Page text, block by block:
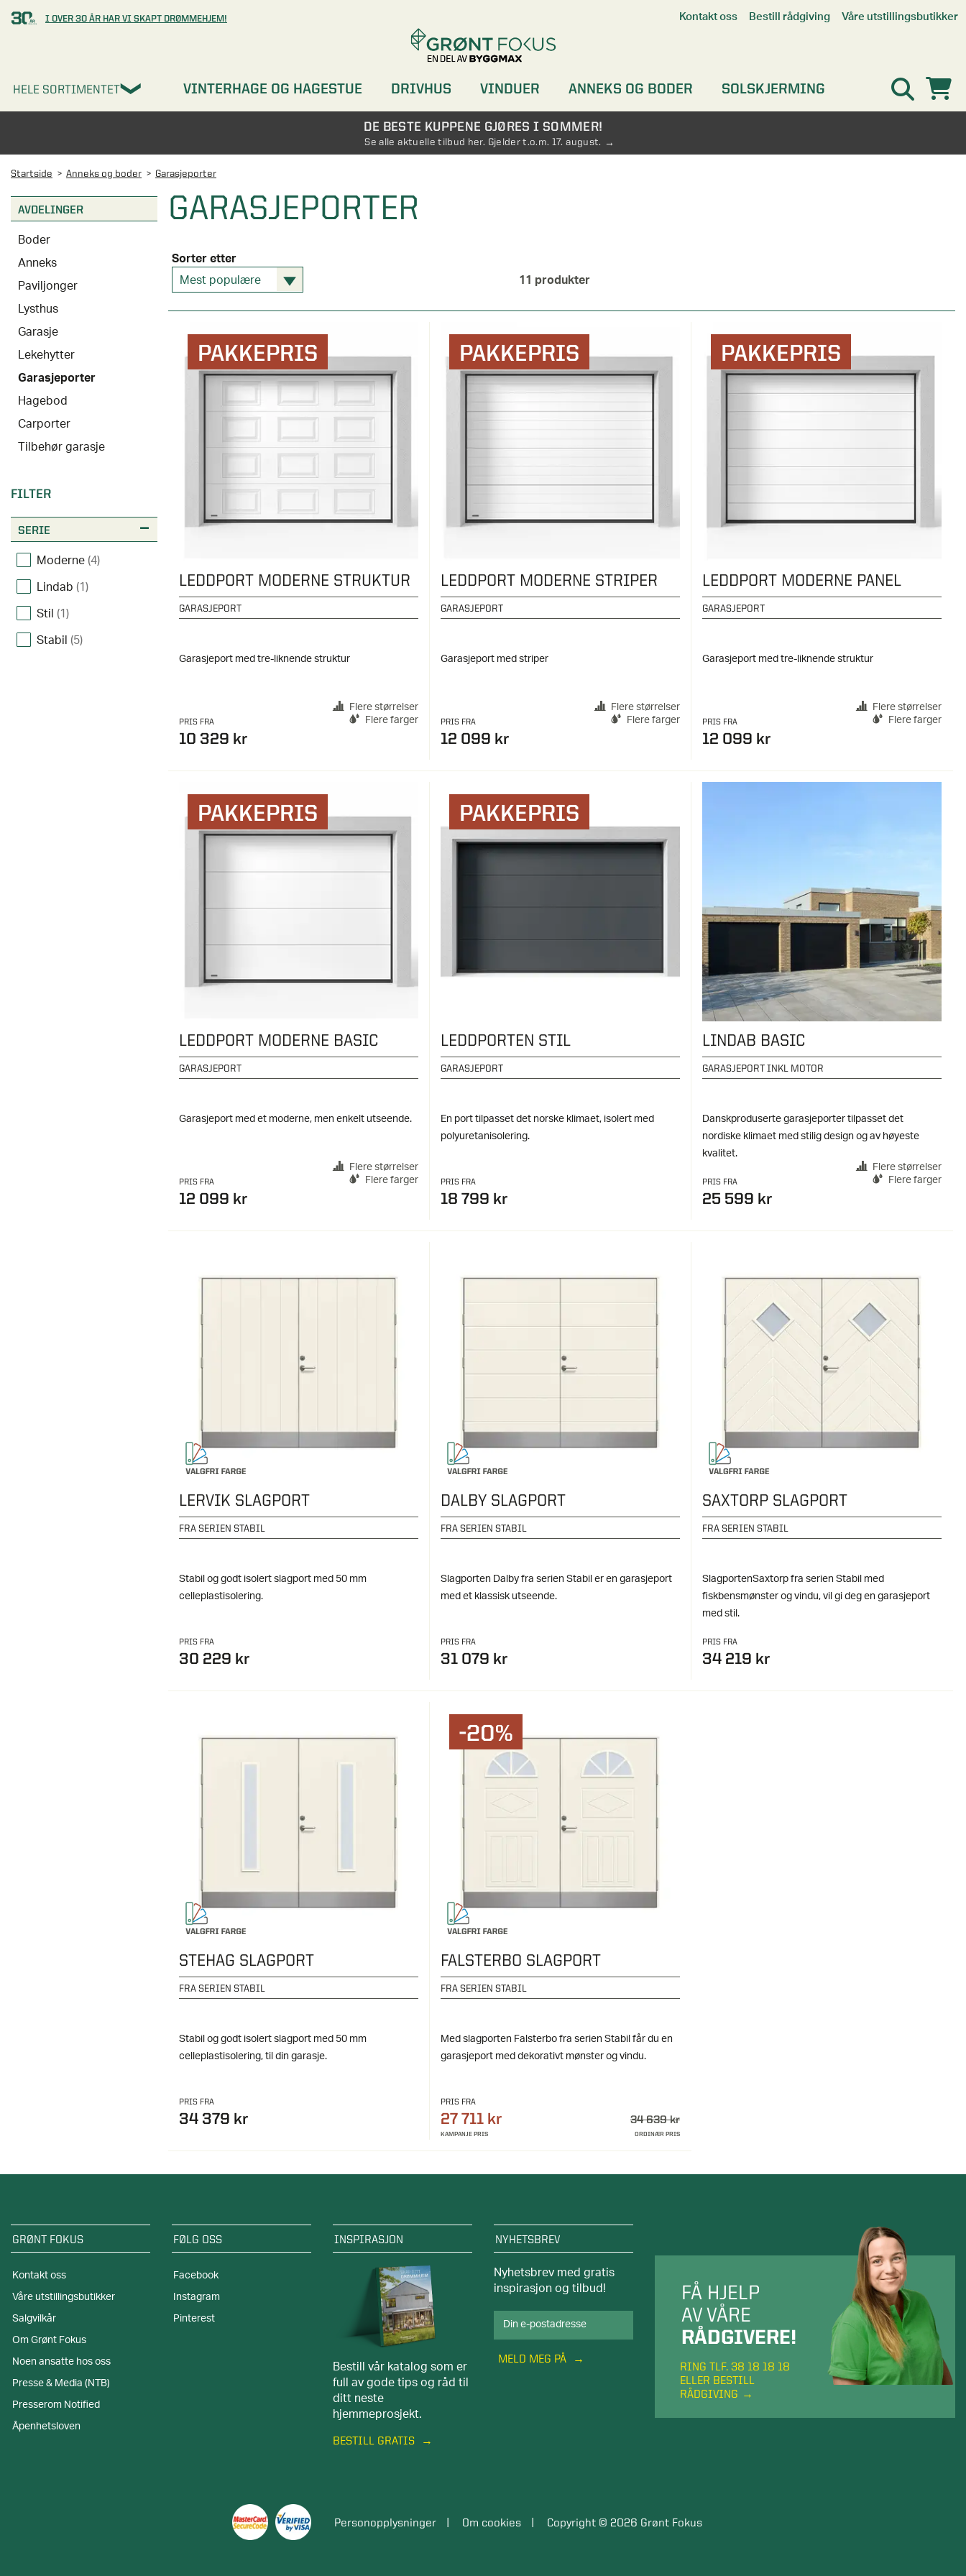
I OVER 30 ÅR HAR VI SKAPT DRØMMEHJEM! Kontakt oss Bestill rådgiving Våre utstillingsbutikker
Kristiansand
HELE SORTIMENTET VINTERHAGE OG HAGESTUE DRIVHUS VINDUER ANNEKS OG BODER
SOLSKJERMING
DØRER
GARDEROBER
DE BESTE KUPPENE GJØRES I SOMMER!
Se alle aktuelle tilbud her. Gjelder t.o.m. 17. august.
Startside Anneks og boder Garasjeporter
AVDELINGER
Boder
Anneks
Paviljonger
Lysthus
Garasje
Lekehytter
Garasjeporter
Hagebod
Carporter
Tilbehør garasje
FILTER
SERIE
Moderne (4)
Lindab (1)
Stil (1)
Stabil (5)
GARASJEPORTER
Sorter etter
Mest populære
11 produkter
PAKKEPRIS
LEDDPORT MODERNE STRUKTUR
GARASJEPORT
Garasjeport med tre-liknende struktur
PRIS FRA
Flere størrelser
Flere farger
10 329 kr
PAKKEPRIS
LEDDPORT MODERNE STRIPER
GARASJEPORT
Garasjeport med striper
PRIS FRA
Flere størrelser
Flere farger
12 099 kr
PAKKEPRIS
LEDDPORT MODERNE PANEL
GARASJEPORT
Garasjeport med tre-liknende struktur
PRIS FRA
Flere størrelser
Flere farger
12 099 kr
PAKKEPRIS
LEDDPORT MODERNE BASIC
GARASJEPORT
Garasjeport med et moderne, men enkelt utseende.
PRIS FRA
Flere størrelser
Flere farger
12 099 kr
PAKKEPRIS
LEDDPORTEN STIL
GARASJEPORT
En port tilpasset det norske klimaet, isolert med
polyuretanisolering.
PRIS FRA
18 799 kr
LINDAB BASIC
GARASJEPORT INKL MOTOR
Danskproduserte garasjeporter tilpasset det
nordiske klimaet med stilig design og av høyeste
kvalitet.
PRIS FRA
Flere størrelser
Flere farger
25 599 kr
LERVIK SLAGPORT
FRA SERIEN STABIL
Stabil og godt isolert slagport med 50 mm
celleplastisolering.
PRIS FRA
30 229 kr
DALBY SLAGPORT
FRA SERIEN STABIL
Slagporten Dalby fra serien Stabil er en garasjeport
med et klassisk utseende.
PRIS FRA
31 079 kr
SAXTORP SLAGPORT
FRA SERIEN STABIL
SlagportenSaxtorp fra serien Stabil med
fiskbensmønster og vindu, vil gi deg en garasjeport
med stil.
PRIS FRA
34 219 kr
STEHAG SLAGPORT
FRA SERIEN STABIL
Stabil og godt isolert slagport med 50 mm
celleplastisolering, til din garasje.
PRIS FRA
34 379 kr
-20%
FALSTERBO SLAGPORT
FRA SERIEN STABIL
Med slagporten Falsterbo fra serien Stabil får du en
garasjeport med dekorativt mønster og vindu.
PRIS FRA
27 711 kr 34 639 kr
KAMPANJE PRIS ORDINÆR PRIS
GRØNT FOKUS
Kontakt oss
Våre utstillingsbutikker
Salgvilkår
Om Grønt Fokus
Noen ansatte hos oss
Presse & Media (NTB)
Presserom Notified
Åpenhetsloven
FØLG OSS
Facebook
Instagram
Pinterest
INSPIRASJON
Bestill vår katalog som er
full av gode tips og råd til
ditt neste
hjemmeprosjekt.
BESTILL GRATIS
NYHETSBREV
Nyhetsbrev med gratis
inspirasjon og tilbud!
MELD MEG PÅ
FÅ HJELP
AV VÅRE
RÅDGIVERE!
RING TLF. 38 18 18 18
ELLER BESTILL
RÅDGIVING
Personopplysninger Om cookies Copyright © 2026 Grønt Fokus